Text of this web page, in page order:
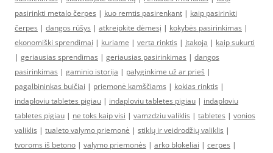
pasirinkti metalo čerpes | kuo remtis pasirenkant | kaip pasirinkti
čerpes | dangos rūšys | atkreipkite dėmesį | kokybės pasirinkimas |
ekonomiški sprendimai | kuriame | verta rinktis | įtakoja | kaip sukurti
| geriausias sprendimas | geriausias pasirinkimas | dangos
pasirinkimas | gaminio istorija | palyginkime už ar prieš |
pagalbininkas buičiai | priemonė kamščiams | kokias rinktis |
indaploviu tabletes pigiau | indaploviu tabletes pigiau | indaploviu
tabletes pigiau | ne toks kaip visi | vamzdziu valiklis | tabletes | vonios
valiklis | tualeto valymo priemonė | stiklų ir veidrodžių valiklis |
tvoroms iš betono | valymo priemonės | arko blokeliai | cerpes |